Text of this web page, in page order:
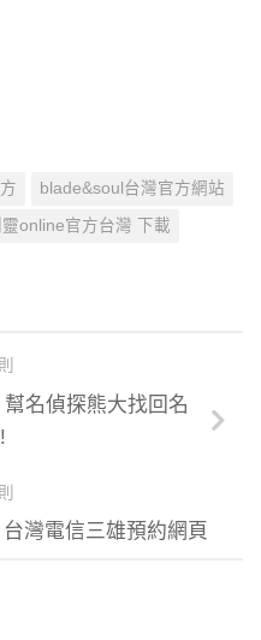
blade&soul台灣官方網站
online官方台灣 下載
名偵探熊大找回名
灣電信三雄預約網頁